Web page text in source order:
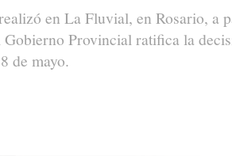
en La Fluvial, en Rosario, a
Provincial ratifica la
de mayo.